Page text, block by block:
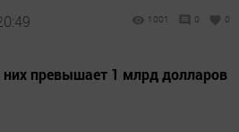
1001 0 0
них превышает 1 млрд долларов